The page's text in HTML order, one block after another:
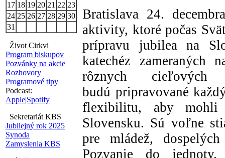
17 18 19 20 21 22 23
24 25 26 27 28 29 30
31
Život Cirkvi
Program biskupov
Pozvánky na akcie
Rozhovory
Programové tipy
Podcast:
Apple|Spotify
Sekretariát KBS
Jubilejný rok 2025
Synoda
Zamyslenia KBS
Bratislava 24.
aktivity, ktoré počas
prípravu jubilea na
katechéz zameraných
rôznych cieľových
budú pripravované
flexibilitu, aby mohli
Slovensku. Sú voľne
pre mládež,
Pozvanie do